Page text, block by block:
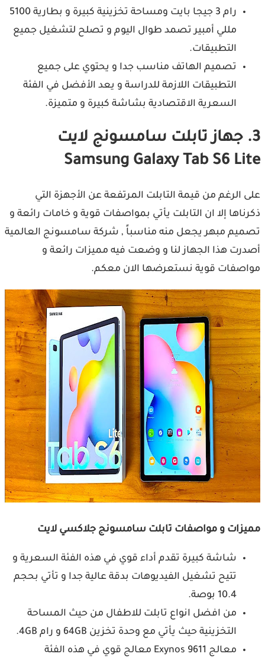
رام 3 جيجا بايت ومساحة تخزينية كبيرة و بطارية 5100
مللي أمبير تصمد طوال اليوم و تصلح لتشغيل جميع
التطبيقات.
تصميم الهاتف مناسب جدا و يحتوي على جميع
التطبيقات اللازمة للدراسة و يعد الأفضل في الفئة
السعرية الاقتصادية بشاشة كبيرة و متميزة.
3. جهاز تابلت سامسونج لايت
Samsung Galaxy Tab S6 Lite
على الرغم من قيمة التابلت المرتفعة عن الأجهزة التي
ذكرناها إلا ان التابلت يأتي بمواصفات قوية و خامات رائعة و
تصميم مبهر يجعل منه مناسباً , شركة سامسونج العالمية
أصدرت هذا الجهاز لنا و وضعت فيه مميزات رائعة و
مواصفات قوية نستعرضها الان معكم.
مميزات و مواصفات تابلت سامسونج جلاكسي لايت
شاشة كبيرة تقدم أداء قوي في هذه الفئة السعرية و
تتيح تشغيل الفيديوهات بدقة عالية جدا و تأتي بحجم
10.4 بوصة.
من افضل انواع تابلت للاطفال من حيث المساحة
التخزينية حيث يأتي مع وحدة تخزين 64GB و رام 4GB.
معالج Exynos 9611 معالج قوي في هذه الفئة